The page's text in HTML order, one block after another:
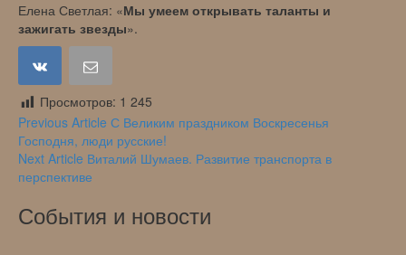
Елена Светлая: «Мы умеем открывать таланты и
зажигать звезды».
Просмотров: 1 245
Навигация
по
записям
Previous Article С Великим праздником Воскресенья
Господня, люди русские!
Next Article Виталий Шумаев. Развитие транспорта в
перспективе
События и новости